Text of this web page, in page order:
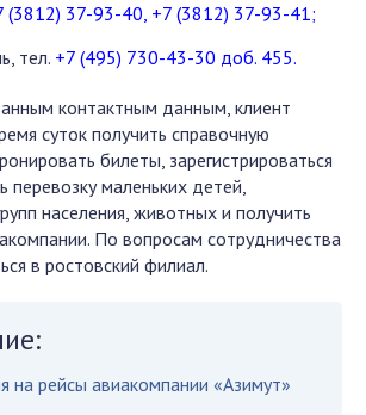
(3812) 37-93-40, +7 (3812) 37-93-41;
тел. +7 (495) 730-43-30 доб. 455.
контактным данным, клиент
суток получить справочную
билеты, зарегистрироваться
перевозку маленьких детей,
населения, животных и получить
По вопросам сотрудничества
в ростовский филиал.
на рейсы авиакомпании «Азимут»